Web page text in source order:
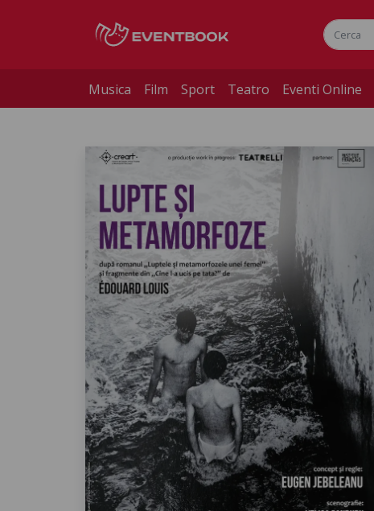
Musica Film Sport Teatro Eventi Online